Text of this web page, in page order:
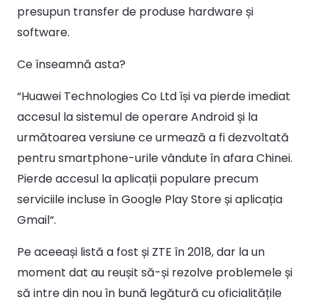
presupun transfer de produse hardware și
software.
Ce înseamnă asta?
“Huawei Technologies Co Ltd își va pierde imediat
accesul la sistemul de operare Android și la
următoarea versiune ce urmează a fi dezvoltată
pentru smartphone-urile vândute în afara Chinei.
Pierde accesul la aplicații populare precum
serviciile incluse în Google Play Store și aplicația
Gmail“.
Pe aceeași listă a fost și ZTE în 2018, dar la un
moment dat au reușit să-și rezolve problemele și
să intre din nou în bună legătură cu oficialitățile